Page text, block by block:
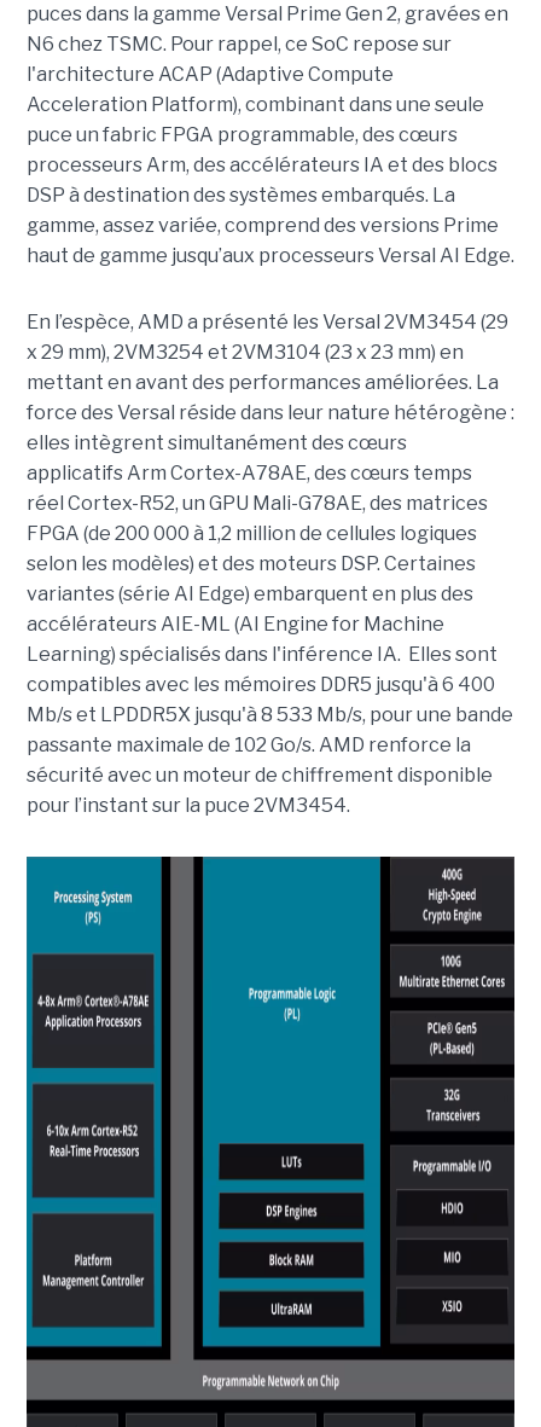
puces dans la gamme Versal Prime Gen 2, gravées en
N6 chez TSMC. Pour rappel, ce SoC repose sur
l'architecture ACAP (Adaptive Compute
Acceleration Platform), combinant dans une seule
puce un fabric FPGA programmable, des cœurs
processeurs Arm, des accélérateurs IA et des blocs
DSP à destination des systèmes embarqués. La
gamme, assez variée, comprend des versions Prime
haut de gamme jusqu’aux processeurs Versal AI Edge.
En l’espèce, AMD a présenté les Versal 2VM3454 (29
x 29 mm), 2VM3254 et 2VM3104 (23 x 23 mm) en
mettant en avant des performances améliorées. La
force des Versal réside dans leur nature hétérogène :
elles intègrent simultanément des cœurs
applicatifs Arm Cortex-A78AE, des cœurs temps
réel Cortex-R52, un GPU Mali-G78AE, des matrices
FPGA (de 200 000 à 1,2 million de cellules logiques
selon les modèles) et des moteurs DSP. Certaines
variantes (série AI Edge) embarquent en plus des
accélérateurs AIE-ML (AI Engine for Machine
Learning) spécialisés dans l'inférence IA. Elles sont
compatibles avec les mémoires DDR5 jusqu'à 6 400
Mb/s et LPDDR5X jusqu'à 8 533 Mb/s, pour une bande
passante maximale de 102 Go/s. AMD renforce la
sécurité avec un moteur de chiffrement disponible
pour l’instant sur la puce 2VM3454.